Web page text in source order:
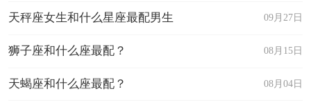
09月27日
天秤座女生和什么星座最配男生
08月15日
狮子座和什么座最配？
08月04日
天蝎座和什么座最配？